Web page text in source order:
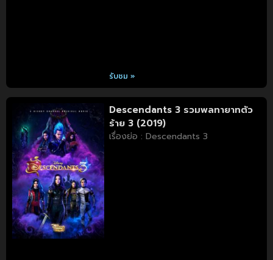
รับชม »
Descendants 3 รวมพลทายาทตัว
ร้าย 3 (2019)
เรื่องย่อ : Descendants 3